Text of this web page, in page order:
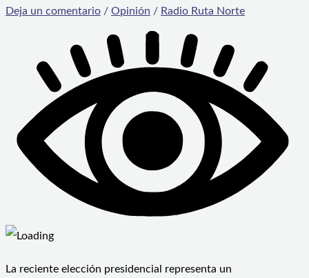
Deja un comentario / Opinión / Radio Ruta Norte
La reciente elección presidencial representa un